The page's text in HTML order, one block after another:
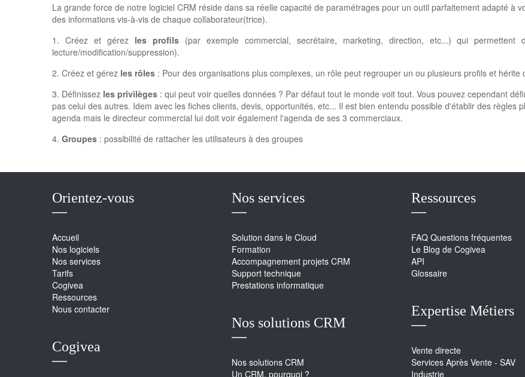
La grande force de notre logiciel CRM réside dans sa réelle capacité de paramétrages pour un outil parfaitement adapté à
des informations vis-à-vis de chaque collaborateur(trice).
1. Créez et gérez les profils(par exemple commercial, secrétaire, marketing, direction, etc...) qui
lecture/modification/suppression).
2. Créez et gérez les rôles : Pour des organisations plus complexes, un rôle peut regrouper un ou plusieurs profils et hérite
3. Définissez les privilèges : qui peut voir quelles données ? Par défaut tout le monde voit tout. Vous pouvez cependant
pas celui des autres. Idem avec les fiches clients, devis, opportunités, etc... Il est bien entendu possible d'établir des règles
agenda mais le directeur commercial lui doit voir également l'agenda de ses 3 commerciaux.
4. Groupes : possibilité de rattacher les utilisateurs à des groupes
Orientez-vous
Accueil
Nos logiciels
Nos services
Tarifs
Cogivea
Ressources
Nous contacter
Cogivea
Nos services
Solution dans le Cloud
Formation
Accompagnement projets CRM
Support technique
Prestations informatique
Nos solutions CRM
Nos solutions CRM
Un CRM, pourquoi ?
Ressources
FAQ Questions fréquentes
Le Blog de Cogivea
API
Glossaire
Expertise Métiers
Vente directe
Services Après Vente - SAV
Industrie